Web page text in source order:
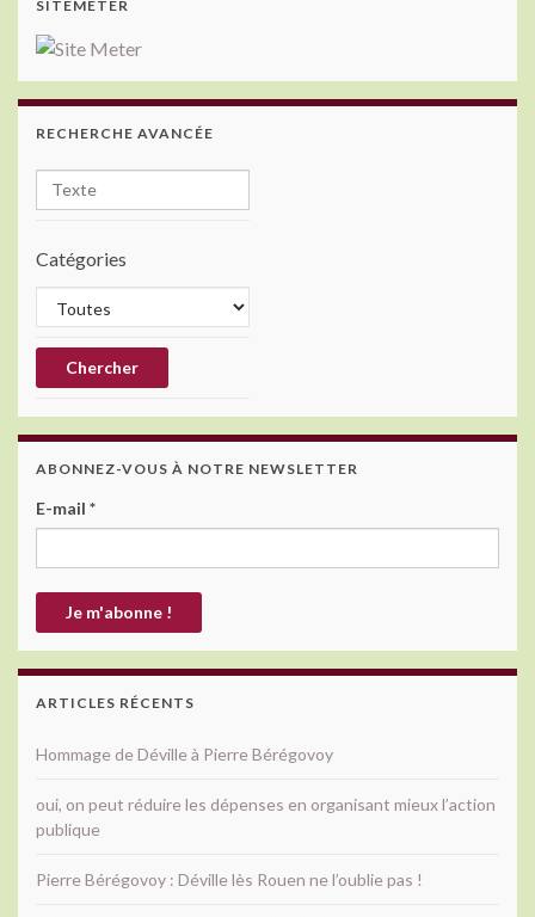
SITEMETER
RECHERCHE AVANCÉE
Catégories
ABONNEZ-VOUS À NOTRE NEWSLETTER
E-mail *
ARTICLES RÉCENTS
Hommage de Déville à Pierre Bérégovoy
oui, on peut réduire les dépenses en organisant mieux l’action
publique
Pierre Bérégovoy : Déville lès Rouen ne l’oublie pas !